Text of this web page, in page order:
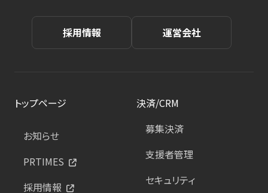
採用情報 運営会社
トップページ
お知らせ
PRTIMES
採用情報
決済/CRM
募集決済
支援者管理
セキュリティ